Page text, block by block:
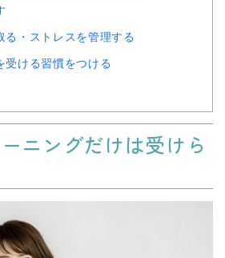
る・ストレスを管理する
受ける習慣をつける
ニングだけは受けら